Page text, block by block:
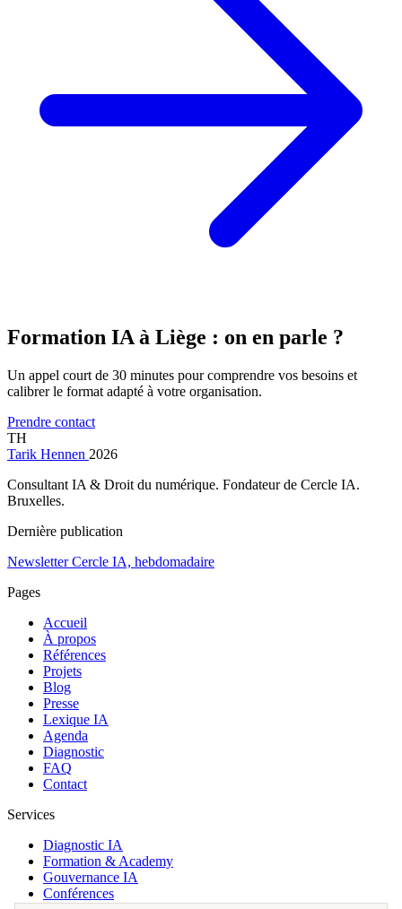
Formation IA à Liège : on en parle ?
Un appel court de 30 minutes pour comprendre vos besoins et
calibrer le format adapté à votre organisation.
Prendre contact
TH
Tarik Hennen 2026
Consultant IA & Droit du numérique. Fondateur de Cercle IA.
Bruxelles.
Dernière publication
Newsletter Cercle IA, hebdomadaire
Pages
Accueil
À propos
Références
Projets
Blog
Presse
Lexique IA
Agenda
Diagnostic
FAQ
Contact
Services
Diagnostic IA
Formation & Academy
Gouvernance IA
Conférences